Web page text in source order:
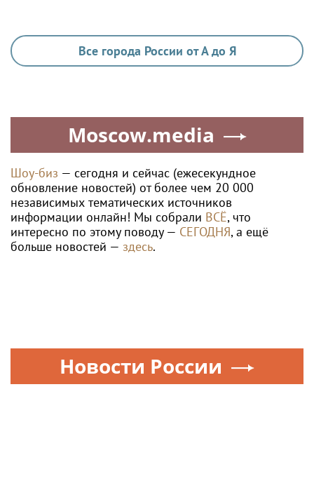
Все города России от А до Я
Moscow.media
Шоу-биз — сегодня и сейчас (ежесекундное
обновление новостей) от более чем 20 000
независимых тематических источников
информации онлайн! Мы собрали ВСЁ, что
интересно по этому поводу — СЕГОДНЯ, а ещё
больше новостей — здесь.
Новости России